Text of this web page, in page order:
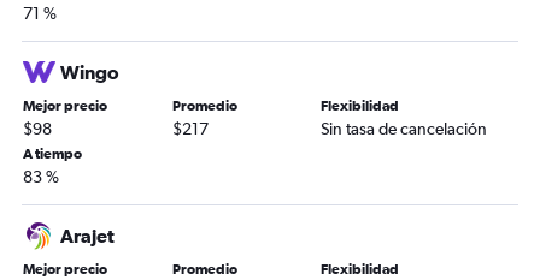
71 %
Wingo
Mejor precio
$98
Promedio
$217
Flexibilidad
Sin tasa de cancelación
A tiempo
83 %
Arajet
Mejor precio Promedio Flexibilidad